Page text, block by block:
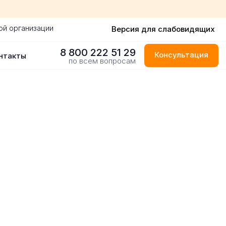
организации Версия для слабовидящих
8 800 222 51 29
по всем вопросам
Консультация